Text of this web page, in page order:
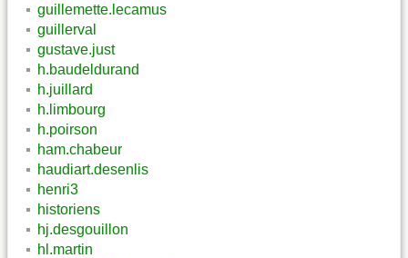
guillemette.lecamus
guillerval
gustave.just
h.baudeldurand
h.juillard
h.limbourg
h.poirson
ham.chabeur
haudiart.desenlis
henri3
historiens
hj.desgouillon
hl.martin